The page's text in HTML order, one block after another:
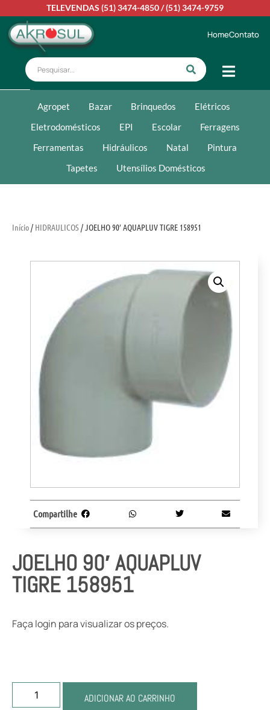
TELEVENDAS (51) 3474-4850/(51) 3474-9759
HomeContato
Agropet Bazar Brinquedos
Elétricos
Eletrodomésticos
EPI Escolar
Ferragens
Ferramentas
Hidráulicos Natal
Pintura
Tapetes
Utensílios Domésticos
Início/ HIDRAULICOS/ JOELHO 90′ AQUAPLUV TIGRE 158951
JOELHO 90′ AQUAPLUV
TIGRE 158951
Faça login para visualizar os preços.
ADICIONAR AO CARRINHO
Compartilhe